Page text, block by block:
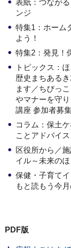
表紙：つなが
ンジ
特集1：ホーム
よう！
特集2：発見！
トピックス：
歴史まちある
ます／ちびっ
やマナーを守
講座 参加者募
コラム：保土
ことアドバイス
区役所から／
イル～未来の
保健・子育て
もと読もう今
PDF版